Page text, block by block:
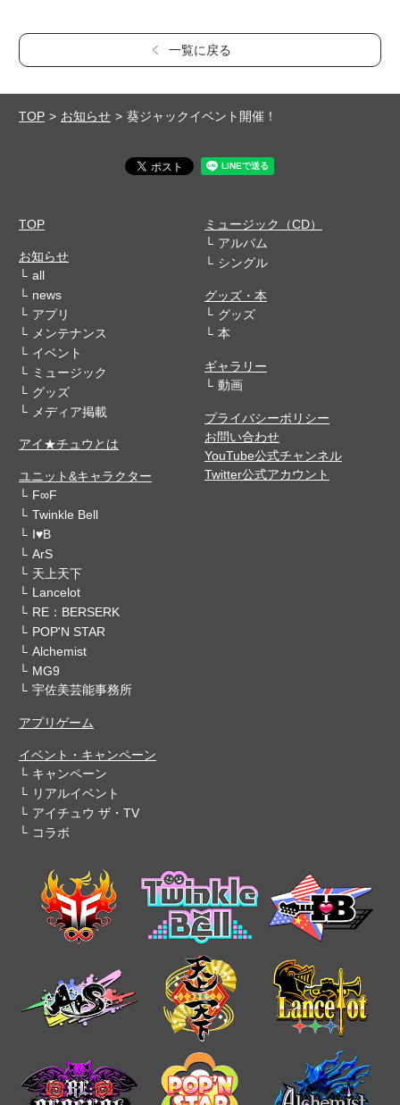
一覧に戻る
TOP お知らせ 葵ジャックイベント開催！
TOP
お知らせ
all
news
アプリ
メンテナンス
イベント
ミュージック
グッズ
メディア掲載
アイ★チュウとは
ユニット&キャラクター
F∞F
Twinkle Bell
I♥B
ArS
天上天下
Lancelot
RE：BERSERK
POP'N STAR
Alchemist
MG9
宇佐美芸能事務所
アプリゲーム
イベント・キャンペーン
キャンペーン
リアルイベント
アイチュウ ザ・TV
コラボ
ミュージック（CD）
アルバム
シングル
グッズ・本
グッズ
本
ギャラリー
動画
プライバシーポリシー
お問い合わせ
YouTube公式チャンネル
Twitter公式アカウント